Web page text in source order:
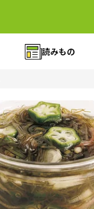
読みもの